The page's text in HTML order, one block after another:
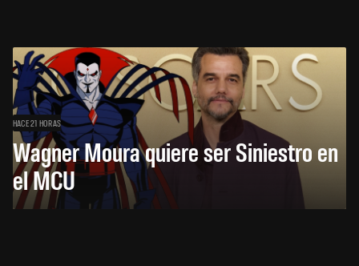
HACE 21 HORAS
Wagner Moura quiere ser Siniestro en
el MCU